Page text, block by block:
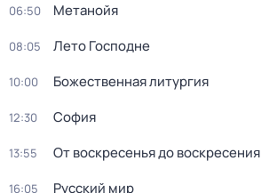
06:50 Метанойя
08:05 Лето Господне
10:00 Божественная литургия
12:30 София
13:55 От воскресенья до воскресения
16:05 Русский мир